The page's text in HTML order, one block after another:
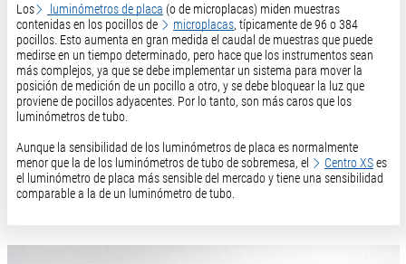
Los luminómetros de placa (o de microplacas) miden muestras
contenidas en los pocillos de
microplacas, típicamente de 96 o 384
pocillos. Esto aumenta en gran medida el caudal de muestras que puede
medirse en un tiempo determinado, pero hace que los instrumentos sean
más complejos, ya que se debe implementar un sistema para mover la
posición de medición de un pocillo a otro, y se debe bloquear la luz que
proviene de pocillos adyacentes. Por lo tanto, son más caros que los
luminómetros de tubo.
Aunque la sensibilidad de los luminómetros de placa es normalmente
menor que la de los luminómetros de tubo de sobremesa, el
Centro XSes
el luminómetro de placa más sensible del mercado y tiene una sensibilidad
comparable a la de un luminómetro de tubo.